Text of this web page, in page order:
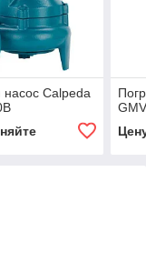
насос Calpeda